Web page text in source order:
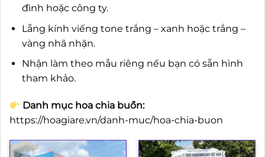
đình hoặc công ty.
Lẵng kính viếng tone trắng – xanh hoặc trắng –
vàng nhã nhặn.
Nhận làm theo mẫu riêng nếu bạn có sẵn hình
tham khảo.
Danh mục hoa chia buồn:
https://hoagiare.vn/danh-muc/hoa-chia-buon